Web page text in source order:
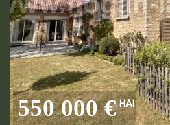
550 000 € HAI